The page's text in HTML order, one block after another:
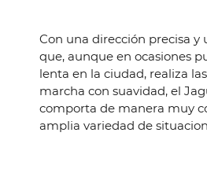
Con una dirección precisa y
que, aunque en ocasiones
lenta en la ciudad, realiza
marcha con suavidad, el
comporta de manera muy
amplia variedad de